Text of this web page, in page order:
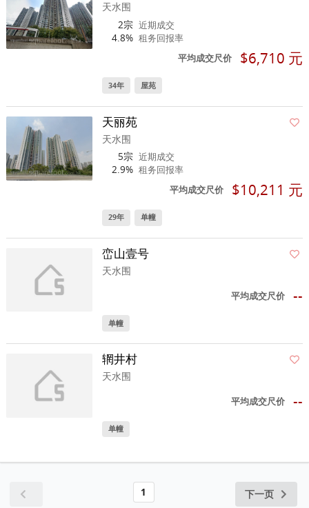
天水围
2宗 近期成交
4.8% 租务回报率
平均成交尺价 $6,710 元
34年 屋苑
天丽苑
天水围
5宗 近期成交
2.9% 租务回报率
平均成交尺价 $10,211 元
29年 单幢
峦山壹号
天水围
平均成交尺价
--
单幢
辋井村
天水围
平均成交尺价
--
单幢
1 下一页